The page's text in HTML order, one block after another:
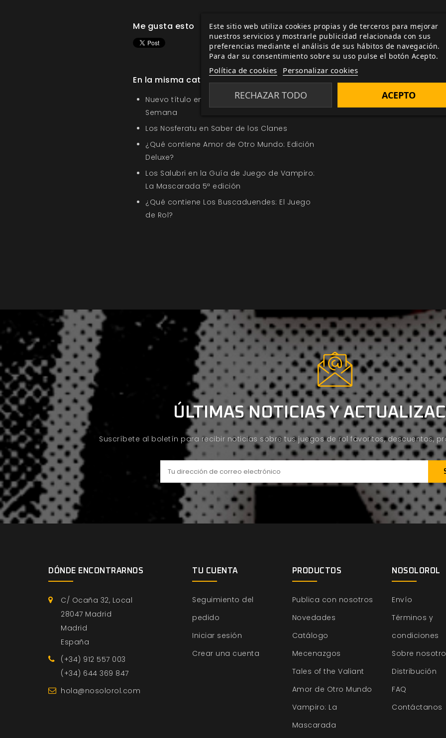
Me gusta esto
En la misma categoría
Nuevo título en la sección Oferta de la
Semana
Los Nosferatu en Saber de los Clanes
¿Qué contiene Amor de Otro Mundo: Edición
Deluxe?
Los Salubri en la Guía de Juego de Vampiro:
La Mascarada 5ª edición
¿Qué contiene Los Buscaduendes: El Juego
de Rol?
Relacionada por
ÚLTIMAS NOTICIAS Y
Suscríbete al boletín para recibir noticias sobre tus juegos de rol favoritos, descuentos,
DÓNDE ENCONTRARNOS
C/ Ocaña 32, Local
28047 Madrid
Madrid
España
(+34) 912 557 003
(+34) 644 369 847
hola@nosolorol.com
TU CUENTA
Seguimiento del
pedido
Iniciar sesión
Crear una cuenta
PRODUCTOS
Publica con nosotros
Novedades
Catálogo
Mecenazgos
Tales of the Valiant
Amor de Otro Mundo
Vampiro: La
Mascarada
NOSOLOROL
Envío
Términos y
condiciones
Sobre
Distribución
FAQ
Contáctanos
Este sitio web utiliza cookies propias y de terceros para mejorar
nuestros servicios y mostrarle publicidad relacionada con sus
preferencias mediante el análisis de sus hábitos de navegación.
Para dar su consentimiento sobre su uso pulse el botón Acepto.
Política de cookies Personalizar cookies
RECHAZAR TODO ACEPTO